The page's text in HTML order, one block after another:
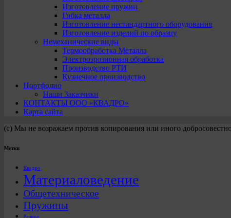
Изготовление пружин
Гибка металла
Изготовление нестандартного оборудования
Изготовление изделий по образцу
Немеханические виды
Термообработка Металла
Электроэрозионная обработка
Производство РТИ
Кузнечное производство
Портфолио
Наши Заказчики
КОНТАКТЫ ООО «КВАДРО»
Карта сайта
(с) Мы не возражаем против копирования или иного
Метки
Квадро
Материаловедение
Общетехническое
Пружины
Разное